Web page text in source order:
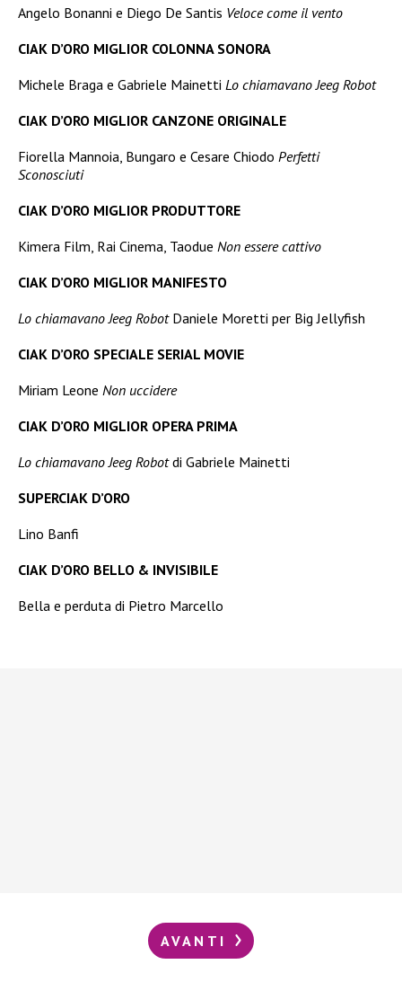
Angelo Bonanni e Diego De Santis Veloce come il vento
CIAK D’ORO MIGLIOR COLONNA SONORA
Michele Braga e Gabriele Mainetti Lo chiamavano Jeeg Robot
CIAK D’ORO MIGLIOR CANZONE ORIGINALE
Fiorella Mannoia, Bungaro e Cesare Chiodo Perfetti
Sconosciuti
CIAK D’ORO MIGLIOR PRODUTTORE
Kimera Film, Rai Cinema, Taodue Non essere cattivo
CIAK D’ORO MIGLIOR MANIFESTO
Lo chiamavano Jeeg Robot Daniele Moretti per Big Jellyfish
CIAK D’ORO SPECIALE SERIAL MOVIE
Miriam Leone Non uccidere
CIAK D’ORO MIGLIOR OPERA PRIMA
Lo chiamavano Jeeg Robotdi Gabriele Mainetti
SUPERCIAK D’ORO
Lino Banfi
CIAK D’ORO BELLO & INVISIBILE
Bella e perduta di Pietro Marcello
AVANTI